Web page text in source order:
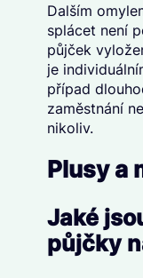
Dalším
splácet není
půjček
je
případ
zaměstnání
nikoliv.
Plusy a
Jaké
půjčky